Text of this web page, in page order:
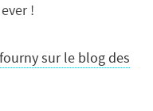
!
sur le blog des